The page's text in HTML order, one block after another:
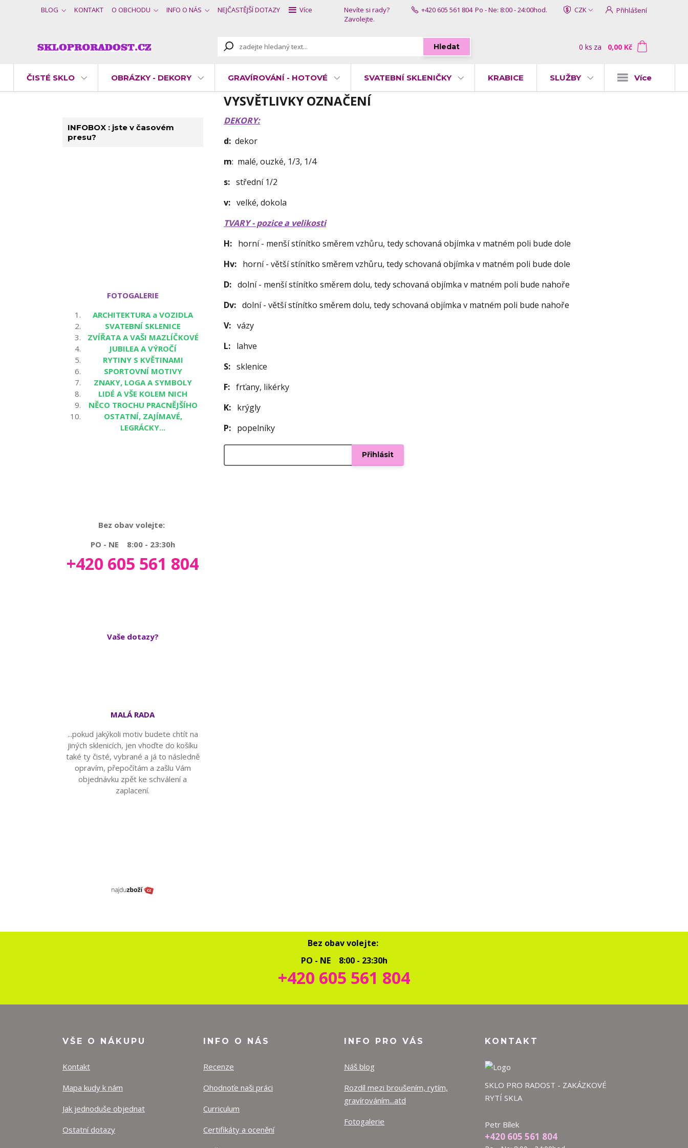
BLOG KONTAKT O OBCHODU INFO O NÁS NEJČASTĚJŠÍ DOTAZY Více CZK Přihlášení
Hledat
Nevíte si rady?
Zavolejte.
+420 605 561 804 Po - Ne: 8:00 - 24:00hod.
0 ks za 0,00 Kč
ČISTÉ SKLO OBRÁZKY - DEKORY GRAVÍROVÁNÍ - HOTOVÉ SVATEBNÍ SKLENIČKY KRABICE SLUŽBY Více
INFOBOX : jste v časovém
presu?
FOTOGALERIE
ARCHITEKTURA a VOZIDLA
SVATEBNÍ SKLENICE
ZVÍŘATA A VAŠI MAZLÍČKOVÉ
JUBILEA A VÝROČÍ
RYTINY S KVĚTINAMI
SPORTOVNÍ MOTIVY
ZNAKY, LOGA A SYMBOLY
LIDÉ A VŠE KOLEM NICH
NĚCO TROCHU PRACNĚJŠÍHO
OSTATNÍ, ZAJÍMAVÉ,
LEGRÁCKY...
Bez obav volejte:
PO - NE 8:00 - 23:30h
+420 605 561 804
Vaše dotazy?
MALÁ RADA
...pokud jakýkoli motiv budete chtít na
jiných sklenicích, jen vhoďte do košíku
také ty čisté, vybrané a já to následně
opravím, přepočítám a zašlu Vám
objednávku zpět ke schválení a
zaplacení.
VYSVĚTLIVKY OZNAČENÍ
DEKORY:
d:dekor
m: malé, ouzké, 1/3, 1/4
s:střední 1/2
v: velké, dokola
TVARY - pozice a velikosti
H: horní - menší stínítko směrem vzhůru, tedy schovaná objímka v matném poli bude dole
Hv: horní - větší stínítko směrem vzhůru, tedy schovaná objímka v matném poli bude dole
D: dolní - menší stínítko směrem dolu, tedy schovaná objímka v matném poli bude nahoře
Dv: dolní - větší stínítko směrem dolu, tedy schovaná objímka v matném poli bude nahoře
V:vázy
L: lahve
S:sklenice
F: frťany, likérky
K: krýgly
P:popelníky
Bez obav volejte:
PO - NE 8:00 - 23:30h
+420 605 561 804
VŠE O NÁKUPU
Kontakt
Mapa kudy k nám
Jak jednoduše objednat
Ostatní dotazy
INFO O NÁS
Recenze
Ohodnoťe naši práci
Curriculum
Certifikáty a ocenění
INFO PRO VÁS
Náš blog
Rozdíl mezi broušením, rytím,
gravírováním...atd
Fotogalerie
KONTAKT
SKLO PRO RADOST - ZAKÁZKOVÉ
RYTÍ SKLA
Petr Bílek
+420 605 561 804